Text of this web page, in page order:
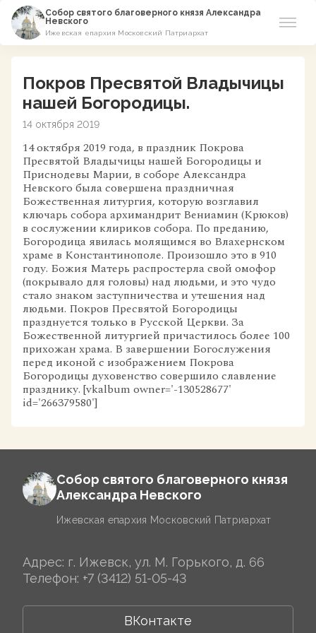
Собор святого благоверного князя Александра
Невского
Ижевская епархия Московский Патриархат
О соборе
Азы Православия
Расписание
Виртуальный музей
Пожертвование
Контакты
Покров Пресвятой Владычицы
нашей Богородицы.
14 октября 2019
14 октября 2019 года, в праздник Покрова
Пресвятой Владычицы нашей Богородицы и
Приснодевы Марии, в соборе Александра
Невского была совершена праздничная
Божественная литургия, которую возглавил
ключарь собора архимандрит Вениамин (Крюков)
в сослужении клириков собора. По преданию,
Богородица явилась молящимся во Влахернском
храме в Константинополе. Произошло это в 910
году. Божия Матерь распростерла свой омофор
(покрывало для головы) над людьми, и это чудо
стало знаком заступничества и утешения над
людьми. Покров Пресвятой Богородицы
празднуется только в Русской Церкви. За
Божественной литургией причастилось более 100
прихожан храма. В завершении Богослужения
перед иконой с изображением Покрова
Богородицы духовенство совершило славление
празднику. [vkalbum owner='-130528677'
id='266379580']
Собор святого благоверного князя
Александра Невского
Ижевская епархия Московский Патриархат
Адрес: г. Ижевск, ул. М. Горького, д. 66
Телефон: +7 (3412) 51-05-43
ВКонтакте